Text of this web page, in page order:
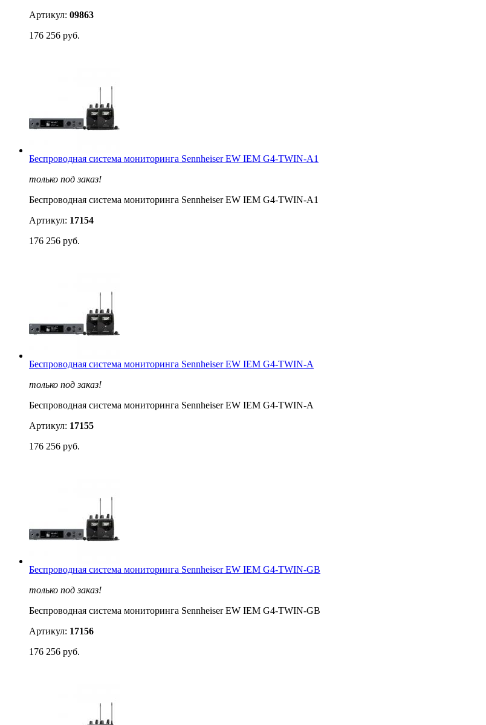
Артикул: 09863
176 256 руб.
Беспроводная система мониторинга Sennheiser EW IEM G4-TWIN-A1
только под заказ!
Беспроводная система мониторинга Sennheiser EW IEM G4-TWIN-A1
Артикул: 17154
176 256 руб.
Беспроводная система мониторинга Sennheiser EW IEM G4-TWIN-A
только под заказ!
Беспроводная система мониторинга Sennheiser EW IEM G4-TWIN-A
Артикул: 17155
176 256 руб.
Беспроводная система мониторинга Sennheiser EW IEM G4-TWIN-GB
только под заказ!
Беспроводная система мониторинга Sennheiser EW IEM G4-TWIN-GB
Артикул: 17156
176 256 руб.